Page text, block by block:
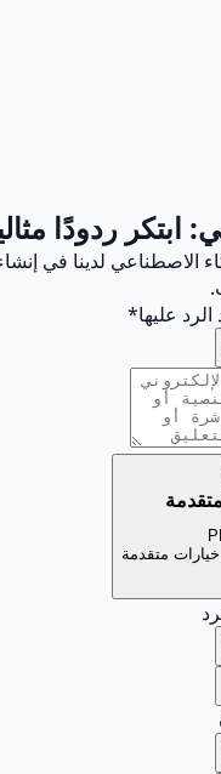
ابتكر ردودًا
الاصطناعي لدينا في
عليها*
متقدمة